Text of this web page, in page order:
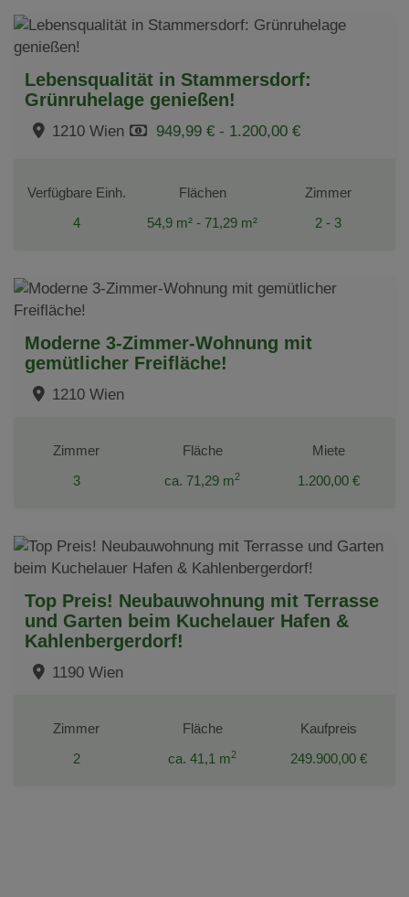
Lebensqualität in Stammersdorf:
Grünruhelage genießen!
1210 Wien 949,99 € - 1.200,00 €
Verfügbare Einh.
4
Flächen
54,9 m² - 71,29 m²
Zimmer
2 - 3
Moderne 3-Zimmer-Wohnung mit
gemütlicher Freifläche!
1210 Wien
Zimmer
3
Fläche
ca. 71,29 m2
Miete
1.200,00 €
Top Preis! Neubauwohnung mit Terrasse
und Garten beim Kuchelauer Hafen &
Kahlenbergerdorf!
1190 Wien
Zimmer
2
Fläche
ca. 41,1 m2
Kaufpreis
249.900,00 €